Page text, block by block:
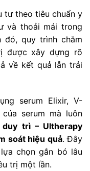
tư theo tiêu chuẩn y
và thoải mái trong
đó, quy trình chăm
được xây dựng rõ
về kết quả lẫn trải
serum Elixir, V-
serum mà luôn
trì – Ultherapy
soát hiệu quả. Đây
chọn gắn bó lâu
trị một lần.